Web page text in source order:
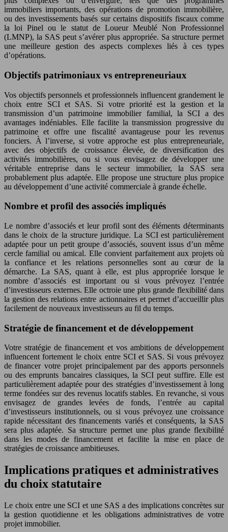
immobiliers importants, des opérations de promotion immobilière,
ou des investissements basés sur certains dispositifs fiscaux comme
la loi Pinel ou le statut de Loueur Meublé Non Professionnel
(LMNP), la SAS peut s’avérer plus appropriée. Sa structure permet
une meilleure gestion des aspects complexes liés à ces types
d’opérations.
Objectifs patrimoniaux vs entrepreneuriaux
Vos objectifs personnels et professionnels influencent grandement le
choix entre SCI et SAS. Si votre priorité est la gestion et la
transmission d’un patrimoine immobilier familial, la SCI a des
avantages indéniables. Elle facilite la transmission progressive du
patrimoine et offre une fiscalité avantageuse pour les revenus
fonciers. À l’inverse, si votre approche est plus entrepreneuriale,
avec des objectifs de croissance élevée, de diversification des
activités immobilières, ou si vous envisagez de développer une
véritable entreprise dans le secteur immobilier, la SAS sera
probablement plus adaptée. Elle propose une structure plus propice
au développement d’une activité commerciale à grande échelle.
Nombre et profil des associés impliqués
Le nombre d’associés et leur profil sont des éléments déterminants
dans le choix de la structure juridique. La SCI est particulièrement
adaptée pour un petit groupe d’associés, souvent issus d’un même
cercle familial ou amical. Elle convient parfaitement aux projets où
la confiance et les relations personnelles sont au cœur de la
démarche. La SAS, quant à elle, est plus appropriée lorsque le
nombre d’associés est important ou si vous prévoyez l’entrée
d’investisseurs externes. Elle octroie une plus grande flexibilité dans
la gestion des relations entre actionnaires et permet d’accueillir plus
facilement de nouveaux investisseurs au fil du temps.
Stratégie de financement et de développement
Votre stratégie de financement et vos ambitions de développement
influencent fortement le choix entre SCI et SAS. Si vous prévoyez
de financer votre projet principalement par des apports personnels
ou des emprunts bancaires classiques, la SCI peut suffire. Elle est
particulièrement adaptée pour des stratégies d’investissement à long
terme fondées sur des revenus locatifs stables. En revanche, si vous
envisagez de grandes levées de fonds, l’entrée au capital
d’investisseurs institutionnels, ou si vous prévoyez une croissance
rapide nécessitant des financements variés et conséquents, la SAS
sera plus adaptée. Sa structure permet une plus grande flexibilité
dans les modes de financement et facilite la mise en place de
stratégies de croissance ambitieuses.
Implications pratiques et administratives
du choix statutaire
Le choix entre une SCI et une SAS a des implications concrètes sur
la gestion quotidienne et les obligations administratives de votre
projet immobilier.